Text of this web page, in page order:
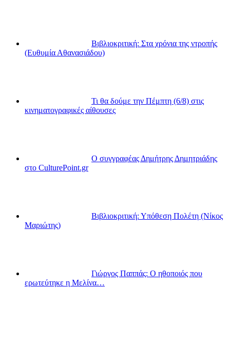
Βιβλιοκριτική: Στα χρόνια της ντροπής
(Ευθυμία Αθανασιάδου)
Τι θα δούμε την Πέμπτη (6/8) στις
κινηματογραφικές αίθουσες
Ο συγγραφέας Δημήτρης Δημητριάδης
στο CulturePoint.gr
Βιβλιοκριτική: Υπόθεση Πολέτη (Νίκος
Μαριώτης)
Γιώργος Παππάς: Ο ηθοποιός που
ερωτεύτηκε η Μελίνα…